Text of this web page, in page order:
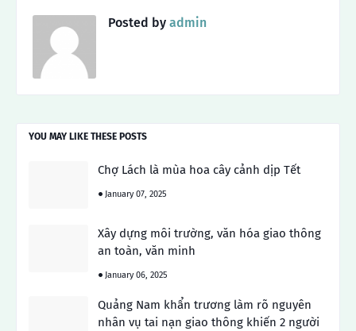
Posted by admin
YOU MAY LIKE THESE POSTS
Chợ Lách là mùa hoa cây cảnh dịp Tết
January 07, 2025
Xây dựng môi trường, văn hóa giao thông
an toàn, văn minh
January 06, 2025
Quảng Nam khẩn trương làm rõ nguyên
nhân vụ tai nạn giao thông khiến 2 người